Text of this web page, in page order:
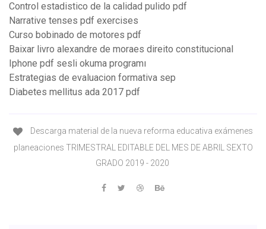
Control estadistico de la calidad pulido pdf
Narrative tenses pdf exercises
Curso bobinado de motores pdf
Baixar livro alexandre de moraes direito constitucional
Iphone pdf sesli okuma programı
Estrategias de evaluacion formativa sep
Diabetes mellitus ada 2017 pdf
Descarga material de la nueva reforma educativa exámenes
planeaciones TRIMESTRAL EDITABLE DEL MES DE ABRIL SEXTO
GRADO 2019 - 2020